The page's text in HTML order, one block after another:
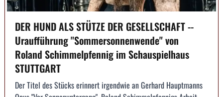
DER HUND ALS STÜTZE DER GESELLSCHAFT --
Uraufführung "Sommersonnenwende" von
Roland Schimmelpfennig im Schauspielhaus
STUTTGART
Der Titel des Stücks erinnert irgendwie an Gerhard Hauptmanns